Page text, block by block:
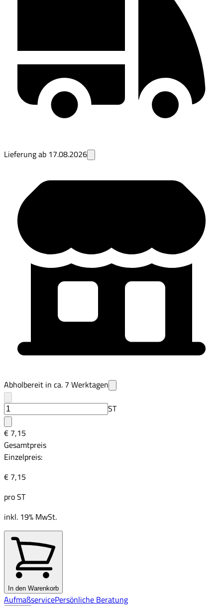
Lieferung ab 17.08.2026
Abholbereit in ca. 7 Werktagen
ST
€ 7,15
Gesamtpreis
Einzelpreis:
€ 7,15
proST
inkl. 19% MwSt.
In den Warenkorb
AufmaßservicePersönliche Beratung